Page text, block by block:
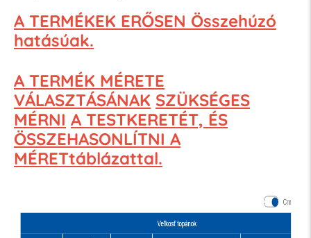
A TERMÉKEK ERŐSEN Összehúzó
hatásúak.
A TERMÉK MÉRETE
VÁLASZTÁSÁNAK SZÜKSÉGES
MÉRNI A TESTKERETÉT, ÉS
ÖSSZEHASONLÍTNI A
MÉRETtáblázattal.